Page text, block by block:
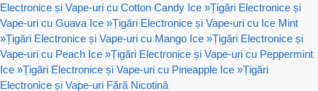
Electronice și Vape-uri cu Cotton Candy Ice »Țigări Electronice și
Vape-uri cu Guava Ice »Țigări Electronice și Vape-uri cu Ice Mint
»Țigări Electronice și Vape-uri cu Mango Ice »Țigări Electronice și
Vape-uri cu Peach Ice »Țigări Electronice și Vape-uri cu Peppermint
Ice »Țigări Electronice și Vape-uri cu Pineapple Ice »Țigări
Electronice și Vape-uri Fără Nicotină